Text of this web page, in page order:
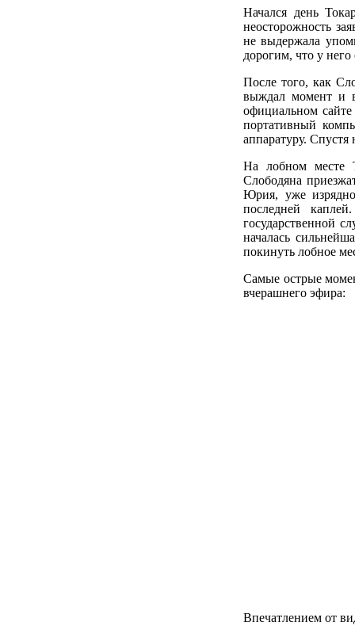
Начался день
неосторожность
не выдержала
дорогим, что у
После того, как
выждал момент и
официальном
портативный
аппаратуру. Спустя
На лобном месте
Слободяна
Юрия, уже
последней
государственной
началась
покинуть лобное
Самые острые
вчерашнего эфира:
Впечатлением от